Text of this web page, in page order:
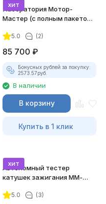
хит
Лаборатория Мотор-
Мастер (с полным пакетом
5.0 (2)
85 700 ₽
Бонусных рублей за покупку:
2573.57руб.
В наличии
В корзину
Купить в 1 клик
хит
Автономный тестер
катушек зажигания ММ-
комплект)
5.0 (3)